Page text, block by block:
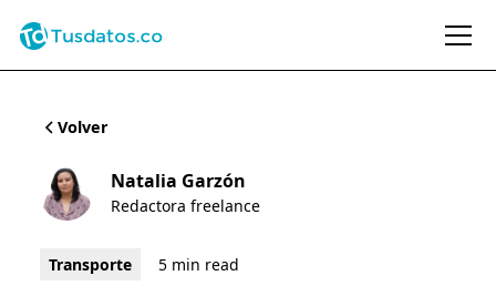
Volver
Natalia Garzón
Redactora freelance
Transporte 5 min read